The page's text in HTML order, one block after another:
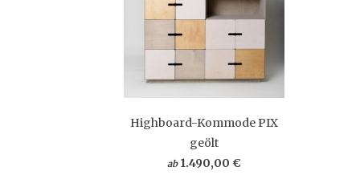
Highboard-Kommode PIX
geölt
ab 1.490,00 €